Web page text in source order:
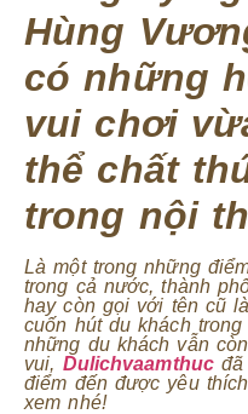
Hùng
có những
vui chơi
thể chất
trong nội
Là một trong những
trong cả nước, thành
hay còn gọi với tên cũ
cuốn hút du khách
những du khách vẫn
vui, Dulichvaamthucđã
điểm đến được yêu
xem nhé!